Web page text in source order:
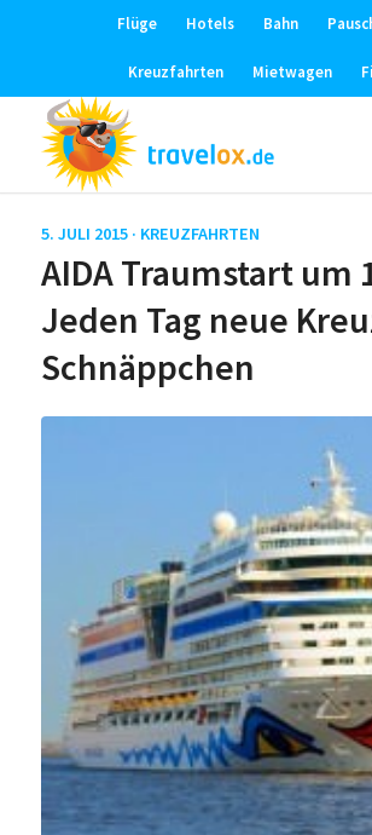
Flüge Hotels Bahn
Kreuzfahrten Mietwagen
5. JULI 2015 · KREUZFAHRTEN
AIDA Traumstart um
Jeden Tag neue
Schnäppchen